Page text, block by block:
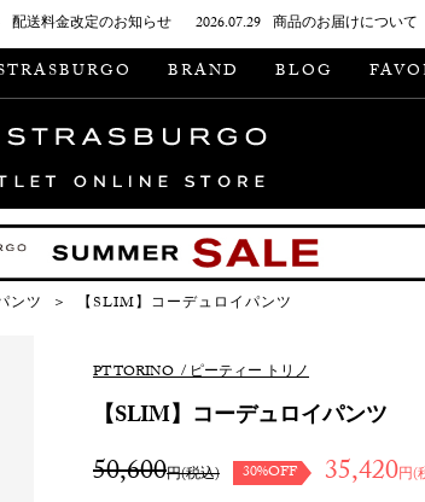
配送料金改定のお知らせ 2026.07.29 商品のお届けについて
BRAND BLOG
ンツ ＞ 【SLIM】コーデュロイパンツ
PT TORINO/ピーティー トリノ
【SLIM】コーデュロイパンツ
50,600円(税込) 30%OFF 35,420円(